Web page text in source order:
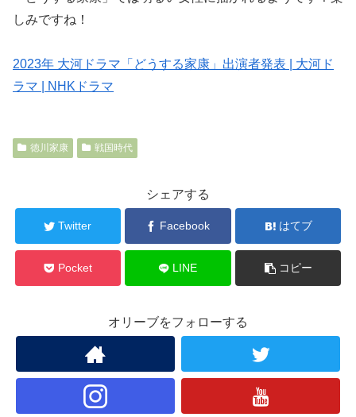
しみですね！
2023年 大河ドラマ「どうする家康」出演者発表 | 大河ド
ラマ | NHKドラマ
徳川家康 戦国時代
シェアする
Twitter Facebook はてブ
Pocket LINE コピー
オリーブをフォローする